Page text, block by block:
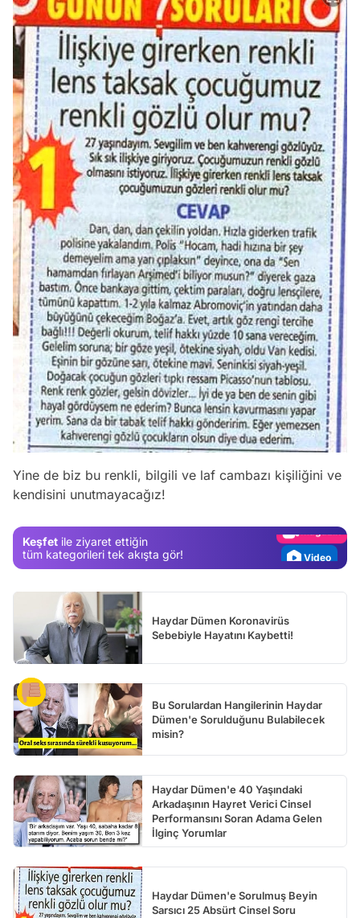
Yine de biz bu renkli, bilgili ve laf cambazı kişiliğini ve
kendisini unutmayacağız!
Keşfet ile ziyaret ettiğin
tüm kategorileri tek akışta gör!
Video
Test
Video
Haydar Dümen Koronavirüs
Sebebiyle Hayatını Kaybetti!
Bu Sorulardan Hangilerinin Haydar
Dümen'e Sorulduğunu Bulabilecek
misin?
Haydar Dümen'e 40 Yaşındaki
Arkadaşının Hayret Verici Cinsel
Performansını Soran Adama Gelen
İlginç Yorumlar
Haydar Dümen'e Sorulmuş Beyin
Sarsıcı 25 Absürt Cinsel Soru